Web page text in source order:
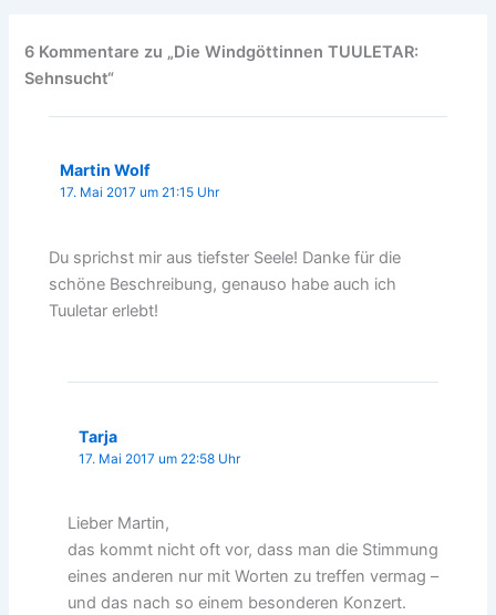
6 Kommentare zu „Die Windgöttinnen TUULETAR:
Sehnsucht“
Martin Wolf
17. Mai 2017 um 21:15 Uhr
Du sprichst mir aus tiefster Seele! Danke für die
schöne Beschreibung, genauso habe auch ich
Tuuletar erlebt!
Tarja
17. Mai 2017 um 22:58 Uhr
Lieber Martin,
das kommt nicht oft vor, dass man die Stimmung
eines anderen nur mit Worten zu treffen vermag –
und das nach so einem besonderen Konzert.